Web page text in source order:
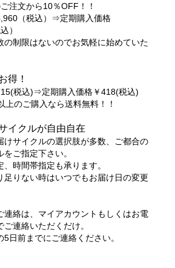
文から10％OFF！！
（税込）⇒定期購入価格
）
制限はないのでお気軽に始めていた
得！
税込)⇒定期購入価格￥418(税込)
のご購入なら送料無料！！
イクルが自由自在
サイクルの選択肢が多数、ご都合の
をご指定下さい。
時間帯指定も承ります。
りない時はいつでもお届け日の変更
絡は、マイアカウントもしくはお電
連絡いただくだけ。
前までにご連絡ください。